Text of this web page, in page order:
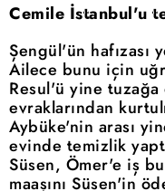
Cemile İstanbul'u
Şengül'ün hafızası
Ailece bunu için
Resul'ü yine tuzağa
evraklarından
Aybüke'nin arası
evinde temizlik
Süsen, Ömer'e iş
maaşını Süsen'in